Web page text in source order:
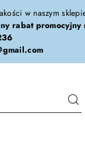
w naszym
rabat promocyjny